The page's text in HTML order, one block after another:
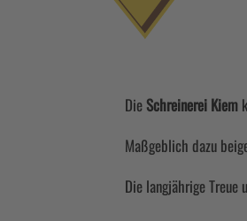
Die Schreinerei Kiem
Maßgeblich dazu
Die langjährige